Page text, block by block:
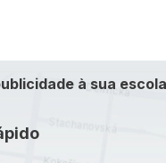
à sua